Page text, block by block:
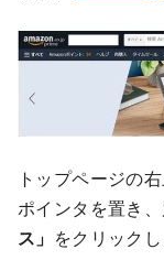
トップページの右
ポインタを置き
ス」 をクリックし